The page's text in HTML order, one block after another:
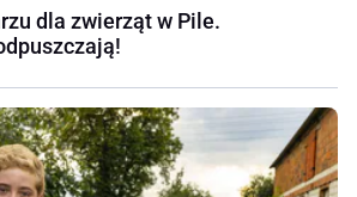
dla zwierząt w Pile.